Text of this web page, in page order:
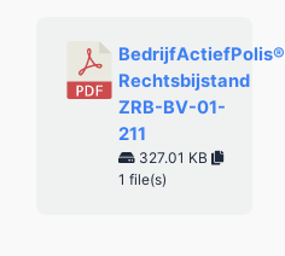
BedrijfActiefPolis®
Rechtsbijstand
ZRB-BV-01-
211
327.01 KB
1 file(s)